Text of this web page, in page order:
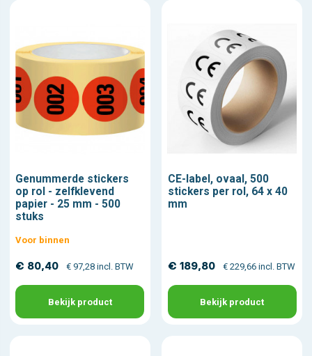
Genummerde stickers
op rol - zelfklevend
papier - 25 mm - 500
stuks
Voor binnen
€ 80,40 € 97,28 incl. BTW
Bekijk product
CE-label, ovaal, 500
stickers per rol, 64 x 40
mm
€ 189,80 € 229,66 incl. BTW
Bekijk product